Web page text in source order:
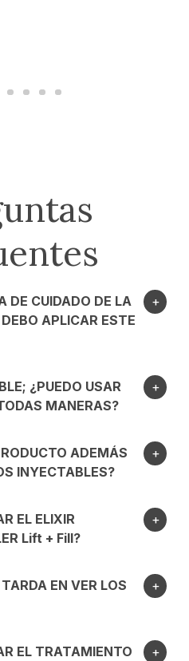
DE CUIDADO DE LA
APLICAR ESTE
¿PUEDO USAR
MANERAS?
ADEMÁS
INYECTABLES?
EL ELIXIR
Lift + Fill?
EN VER LOS
EL TRATAMIENTO